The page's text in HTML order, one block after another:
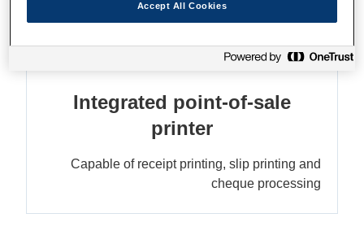
Integrated point-of-sale
printer
Capable of receipt printing, slip printing and
cheque processing
Accept All Cookies